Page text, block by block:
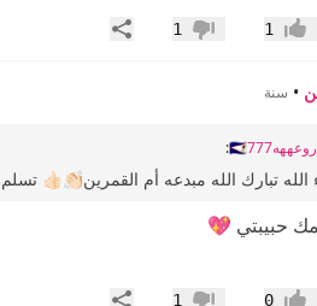
جديد
إعجاب1 عدم إعجاب
1 مشاركة
• سنة
روعههه🇸🇦777 :
تبارك الله مبدعه أم القمرين👏🏻👍🏻 تسلم
حبيبتي 💖
جديد0
1 مشاركة